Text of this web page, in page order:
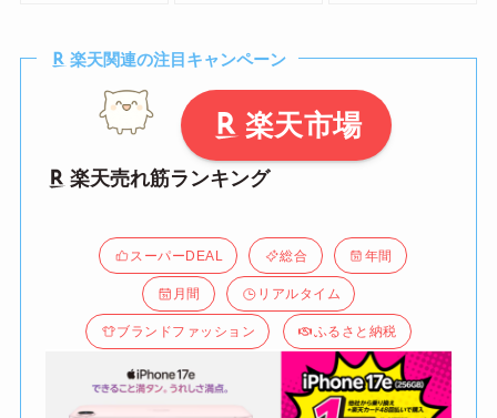
楽天関連の注目キャンペーン
楽天市場
楽天売れ筋ランキング
スーパーDEAL 総合 年間
月間 リアルタイム
ブランドファッション ふるさと納税